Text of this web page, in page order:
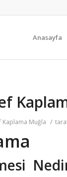
Anasayfa
Kaplama Muğla /